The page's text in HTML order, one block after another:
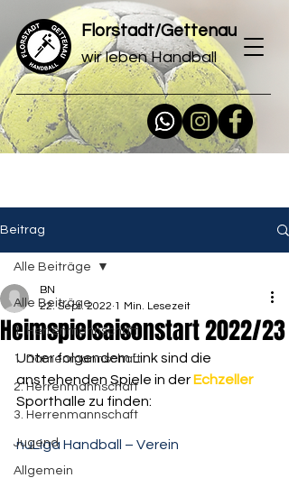
Florstadt/Gettenau
wir leben Handball
Beitrag
Alle Beiträge
1. Herrenmannschaft
1. Damenmannschaft
2. Herrenmannschaft
3. Herrenmannschaft
Jugend
Allgemein
Alle Beiträge
Heimspielsaisonstart 2022/23
BN
22. Sept. 2022 1 Min. Lesezeit
Unter folgendem Link sind die
anstehenden Spiele in der Echzeller
Sporthalle zu finden:
nuLiga Handball – Verein